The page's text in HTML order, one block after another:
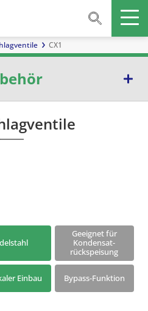
CX1
Mischer
Geeignet für
Kondensat-
rückspeisung
Einbau Bypass-Funktion